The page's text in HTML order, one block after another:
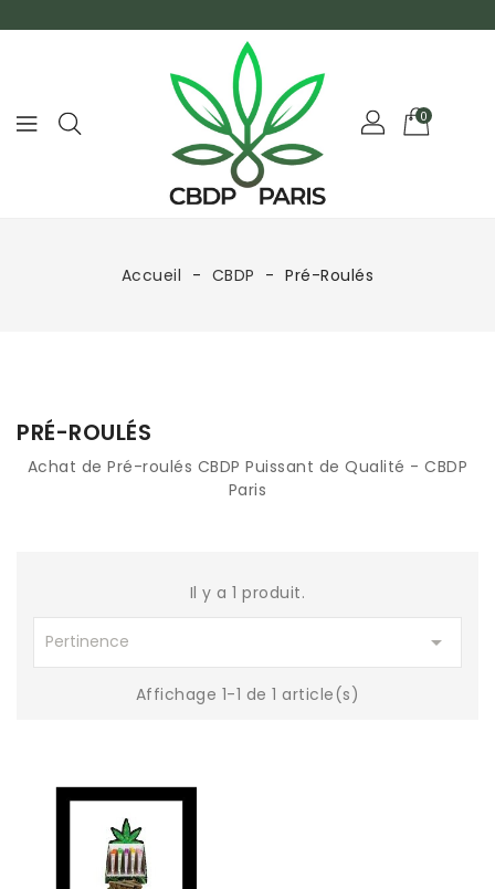
0
Accueil CBDP Pré-Roulés
PRÉ-ROULÉS
Achat de Pré-roulés CBDP Puissant de Qualité - CBDP
Paris
Il y a 1 produit.
Pertinence 
Affichage 1-1 de 1 article(s)